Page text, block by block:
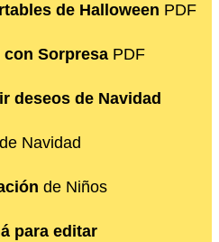
de Halloween PDF
con Sorpresa PDF
deseos de Navidad
de Navidad
de Niños
para editar